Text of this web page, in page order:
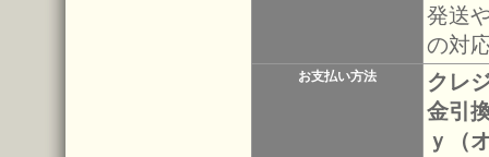
発送
の対
お支払い方法
クレ
金引
ｙ（